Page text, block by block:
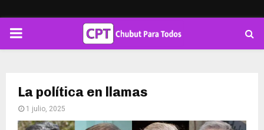
PRIMARY
La política en llamas
1 julio, 2025